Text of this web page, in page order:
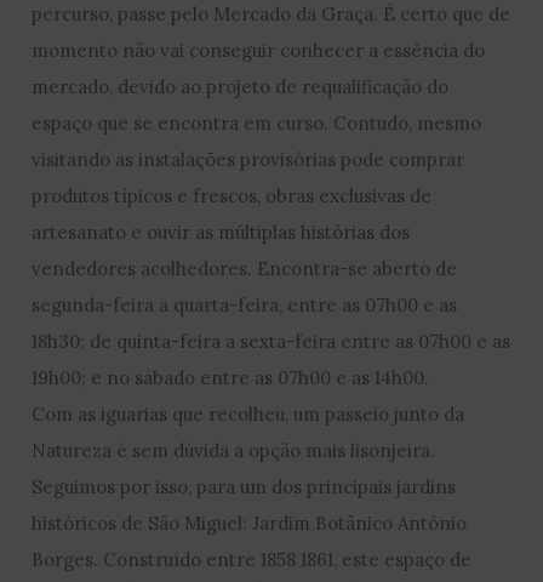
percurso, passe pelo Mercado da Graça. É certo que de
momento não vai conseguir conhecer a essência do
mercado, devido ao projeto de requalificação do
espaço que se encontra em curso. Contudo, mesmo
visitando as instalações provisórias pode comprar
produtos típicos e frescos, obras exclusivas de
artesanato e ouvir as múltiplas histórias dos
vendedores acolhedores. Encontra-se aberto de
segunda-feira a quarta-feira, entre as 07h00 e as
18h30; de quinta-feira a sexta-feira entre as 07h00 e as
19h00; e no sábado entre as 07h00 e as 14h00.
Com as iguarias que recolheu, um passeio junto da
Natureza é sem dúvida a opção mais lisonjeira.
Seguimos por isso, para um dos principais jardins
históricos de São Miguel: Jardim Botânico António
Borges. Construído entre 1858 1861, este espaço de